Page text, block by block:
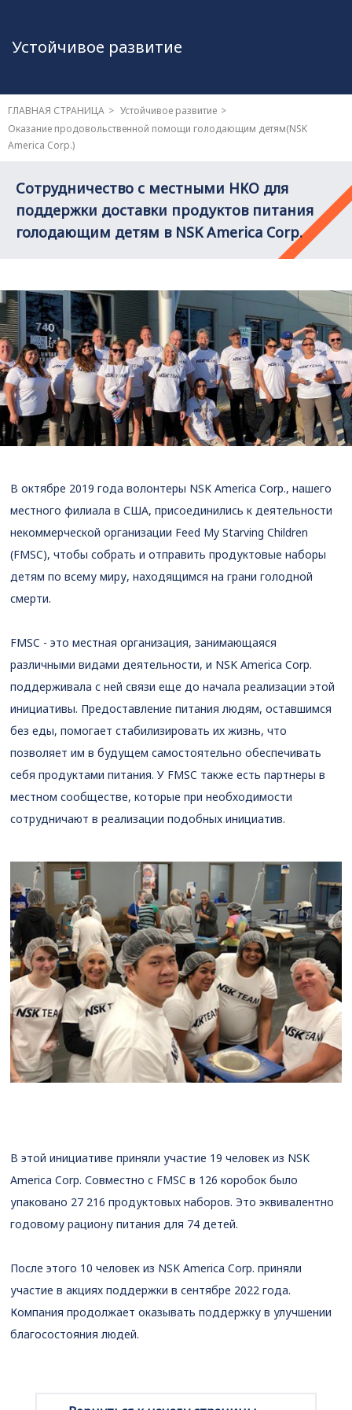
Устойчивое развитие
ГЛАВНАЯ СТРАНИЦА
Устойчивое развитие
Оказание продовольственной помощи голодающим детям(NSK
America Corp.)
Сотрудничество с местными НКО для
поддержки доставки продуктов питания
голодающим детям в NSK America Corp.
В октябре 2019 года волонтеры NSK America Corp., нашего
местного филиала в США, присоединились к деятельности
некоммерческой организации Feed My Starving Children
(FMSC), чтобы собрать и отправить продуктовые наборы
детям по всему миру, находящимся на грани голодной
смерти.
FMSC - это местная организация, занимающаяся
различными видами деятельности, и NSK America Corp.
поддерживала с ней связи еще до начала реализации этой
инициативы. Предоставление питания людям, оставшимся
без еды, помогает стабилизировать их жизнь, что
позволяет им в будущем самостоятельно обеспечивать
себя продуктами питания. У FMSC также есть партнеры в
местном сообществе, которые при необходимости
сотрудничают в реализации подобных инициатив.
В этой инициативе приняли участие 19 человек из NSK
America Corp. Совместно с FMSC в 126 коробок было
упаковано 27 216 продуктовых наборов. Это эквивалентно
годовому рациону питания для 74 детей.
После этого 10 человек из NSK America Corp. приняли
участие в акциях поддержки в сентябре 2022 года.
Компания продолжает оказывать поддержку в улучшении
благосостояния людей.